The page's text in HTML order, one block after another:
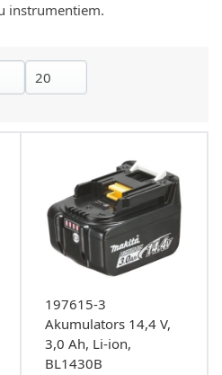
instrumentiem.
197615-3
Akumulators 14,4 V,
3,0 Ah, Li-ion,
BL1430B